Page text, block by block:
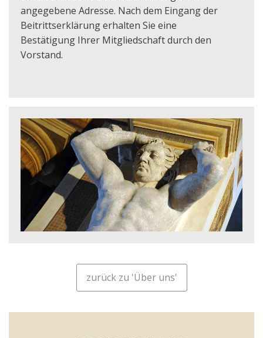
angegebene Adresse. Nach dem Eingang der
Beitrittserklärung erhalten Sie eine
Bestätigung Ihrer Mitgliedschaft durch den
Vorstand.
zurück zu 'Über uns'